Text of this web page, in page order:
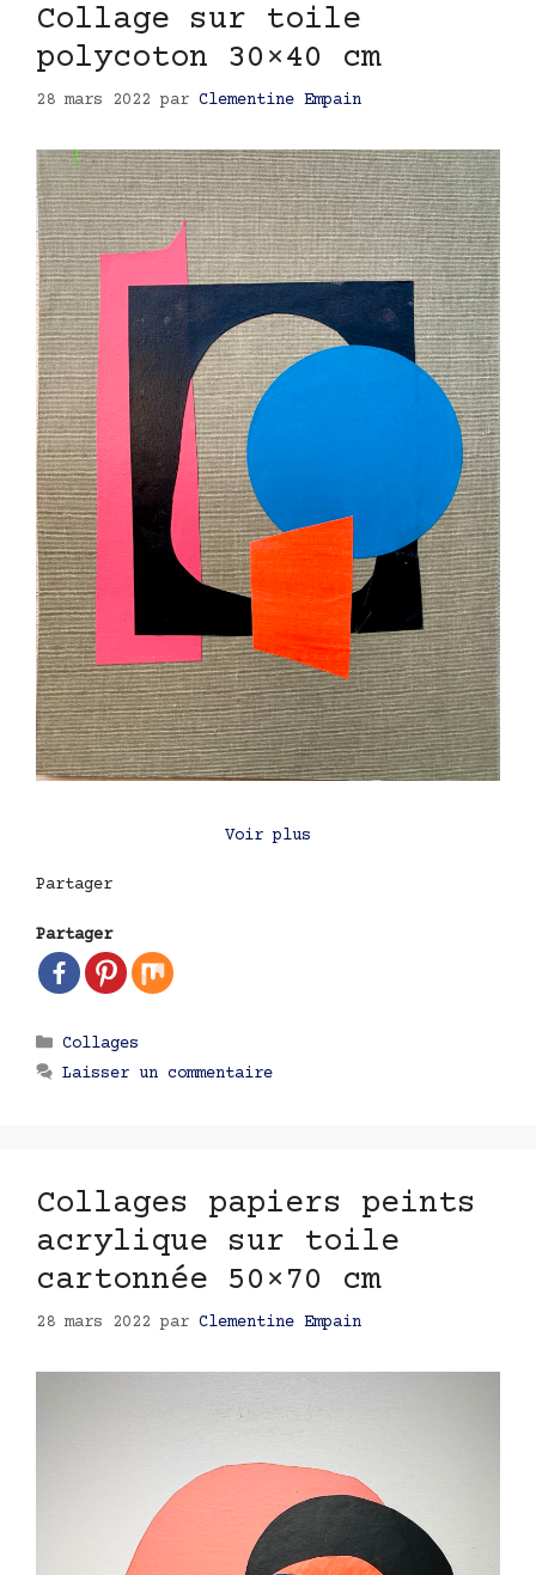
Collage sur toile
polycoton 30×40 cm
28 mars 2022 par Clementine Empain
Voir plus
Partager
Partager
Catégories
Collages
Laisser un commentaire
Collages papiers peints
acrylique sur toile
cartonnée 50×70 cm
28 mars 2022 par Clementine Empain